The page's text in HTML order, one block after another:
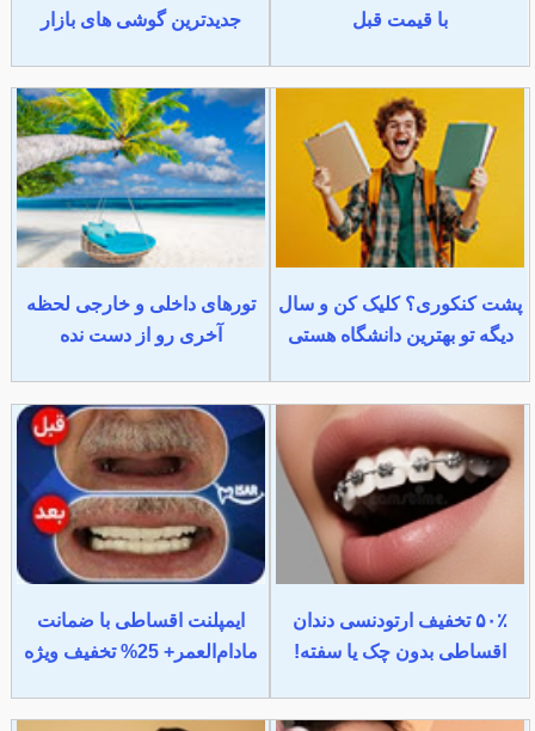
با قیمت قبل
جدیدترین گوشی های بازار
پشت کنکوری؟ کلیک کن و سال
دیگه تو بهترین دانشگاه هستی
تورهای داخلی و خارجی لحظه
آخری رو از دست نده
۵۰٪ تخفیف ارتودنسی دندان
اقساطی بدون چک یا سفته!
ایمپلنت اقساطی با ضمانت
مادام‌العمر+ 25% تخفیف ویژه